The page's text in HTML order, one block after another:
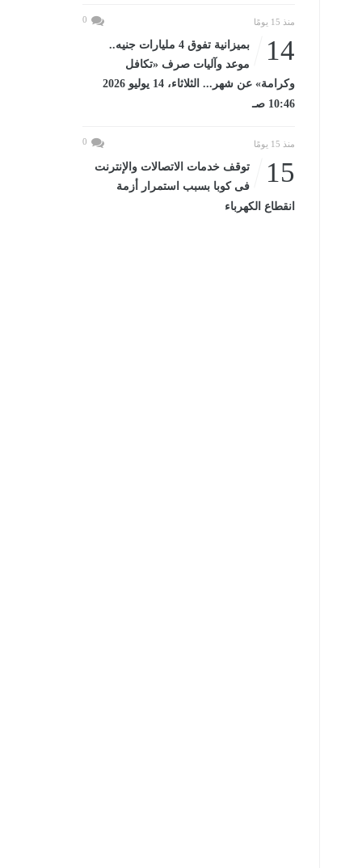
منذ 15 يومًا 0
14
بميزانية تفوق 4 مليارات جنيه..
موعد وآليات صرف «تكافل
وكرامة» عن شهر... الثلاثاء، 14 يوليو 2026
10:46 صـ
منذ 15 يومًا 0
15
توقف خدمات الاتصالات والإنترنت
فى كوبا بسبب استمرار أزمة
انقطاع الكهرباء